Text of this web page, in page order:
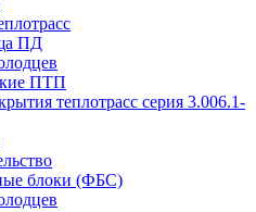
ПД
ПТП
теплотрасс серия 3.006.1-
блоки (ФБС)